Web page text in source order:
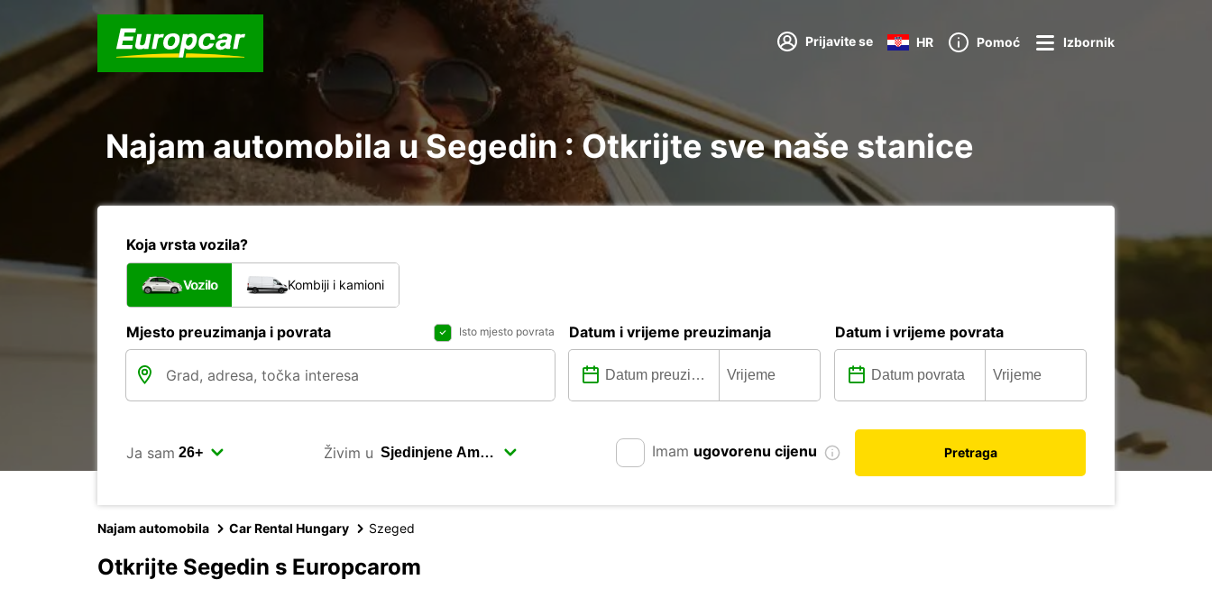
Prijavite se HR Pomoć Izbornik
Najam automobila u Segedin : Otkrijte sve naše stanice
Koja vrsta vozila?
Vozilo Kombiji i kamioni
Mjesto preuzimanja i povrata Isto mjesto povrata Datum i vrijeme preuzimanja Datum i vrijeme povrata
Ja sam Živim u Imam ugovorenu cijenu Pretraga
Najam automobila Car Rental Hungary Szeged
Otkrijte Segedin s Europcarom